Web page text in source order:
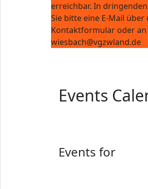
erreichbar. In
Sie bitte eine E-Mail über
Kontaktformular oder an
wiesbach@vgzwland.de
Events
Events for